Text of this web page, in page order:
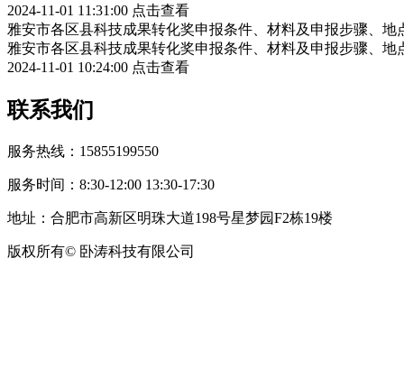
2024-11-01 11:31:00 点击查看
雅安市各区县科技成果转化奖申报条件、材料及申报步骤、地
雅安市各区县科技成果转化奖申报条件、材料及申报步骤、地
2024-11-01 10:24:00 点击查看
联系我们
服务热线：15855199550
服务时间：8:30-12:00 13:30-17:30
地址：合肥市高新区明珠大道198号星梦园F2栋19楼
版权所有© 卧涛科技有限公司